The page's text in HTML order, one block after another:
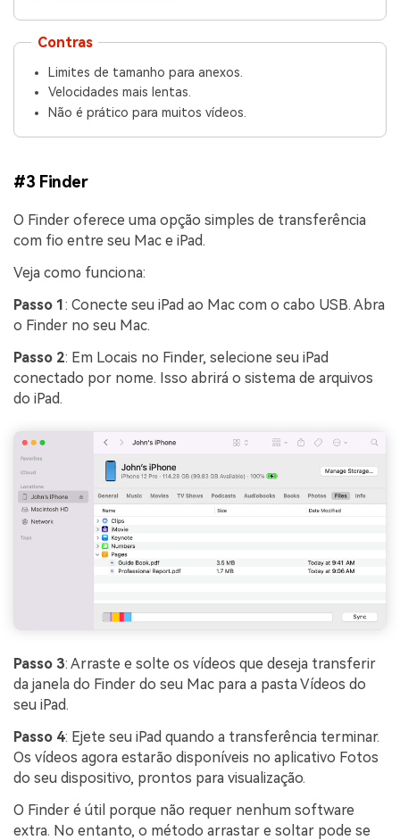
Contras
Limites de tamanho para anexos.
Velocidades mais lentas.
Não é prático para muitos vídeos.
#3 Finder
O Finder oferece uma opção simples de transferência
com fio entre seu Mac e iPad.
Veja como funciona:
Passo 1: Conecte seu iPad ao Mac com o cabo USB. Abra
o Finder no seu Mac.
Passo 2: Em Locais no Finder, selecione seu iPad
conectado por nome. Isso abrirá o sistema de arquivos
do iPad.
Passo 3: Arraste e solte os vídeos que deseja transferir
da janela do Finder do seu Mac para a pasta Vídeos do
seu iPad.
Passo 4: Ejete seu iPad quando a transferência terminar.
Os vídeos agora estarão disponíveis no aplicativo Fotos
do seu dispositivo, prontos para visualização.
O Finder é útil porque não requer nenhum software
extra. No entanto, o método arrastar e soltar pode se